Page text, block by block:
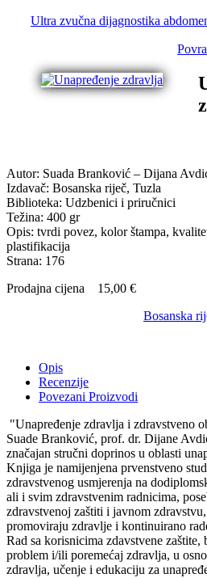
Ultra zvučna dijagnostika
Autor: Suada Branković – Dijana
Izdavač: Bosanska riječ, Tuzla
Biblioteka: Udzbenici i priručnici
Težina: 400 gr
Opis: tvrdi povez, kolor štampa,
plastifikacija
Strana: 176
Prodajna cijena
15,00 €
Bosanska
Opis
Recenzije
Povezani Proizvodi
"Unapređenje zdravlja i zdravstveno
Suade Branković, prof. dr. Dijane
značajan stručni doprinos u oblasti
Knjiga je namijenjena prvenstveno
zdravstvenog usmjerenja na
ali i svim zdravstvenim radnicima,
zdravstvenoj zaštiti i javnom
promoviraju zdravlje i kontinuirano
Rad sa korisnicima zdavstvene zaštite,
problem i/ili poremećaj zdravlja, u
zdravlja, učenje i edukaciju za